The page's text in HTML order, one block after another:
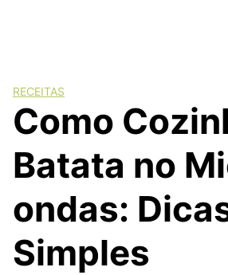
RECEITAS
Como
Batata no
ondas:
Simples